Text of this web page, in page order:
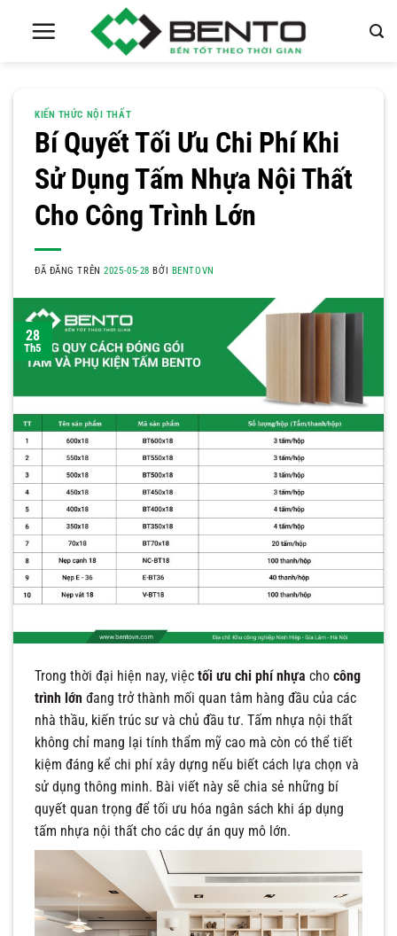
KIẾN THỨC NỘI THẤT
Bí Quyết Tối Ưu Chi Phí Khi
Sử Dụng Tấm Nhựa Nội Thất
Cho Công Trình Lớn
ĐÃ ĐĂNG TRÊN2025-05-28 BỞI BENTOVN
28
Th5
Trong thời đại hiện nay, việc tối ưu chi phí nhựa cho công
trình lớn đang trở thành mối quan tâm hàng đầu của các
nhà thầu, kiến trúc sư và chủ đầu tư. Tấm nhựa nội thất
không chỉ mang lại tính thẩm mỹ cao mà còn có thể tiết
kiệm đáng kể chi phí xây dựng nếu biết cách lựa chọn và
sử dụng thông minh. Bài viết này sẽ chia sẻ những bí
quyết quan trọng để tối ưu hóa ngân sách khi áp dụng
tấm nhựa nội thất cho các dự án quy mô lớn.